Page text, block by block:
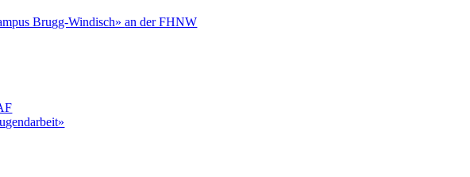
Brugg-Windisch»an der FHNW